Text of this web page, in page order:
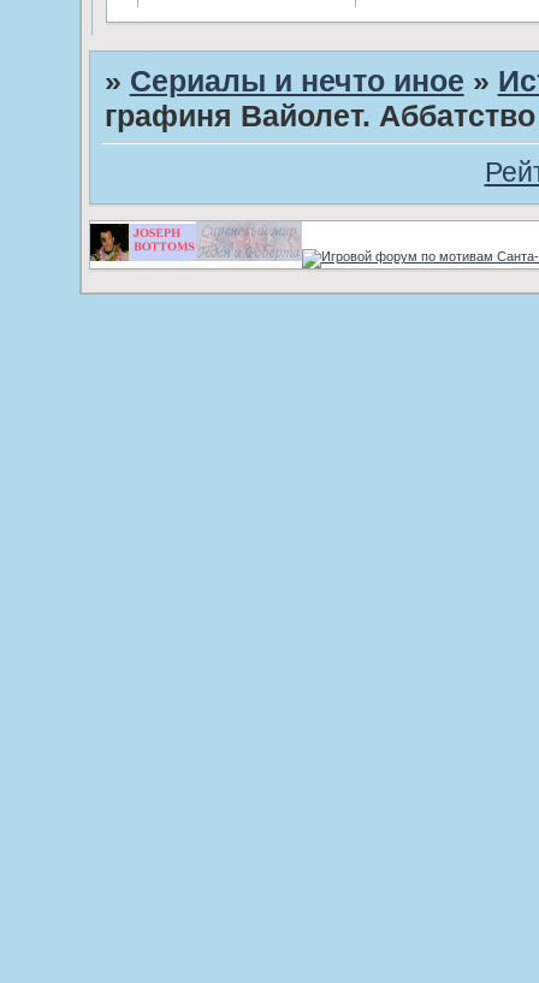
» Сериалы и нечто иное »
графиня Вайолет.